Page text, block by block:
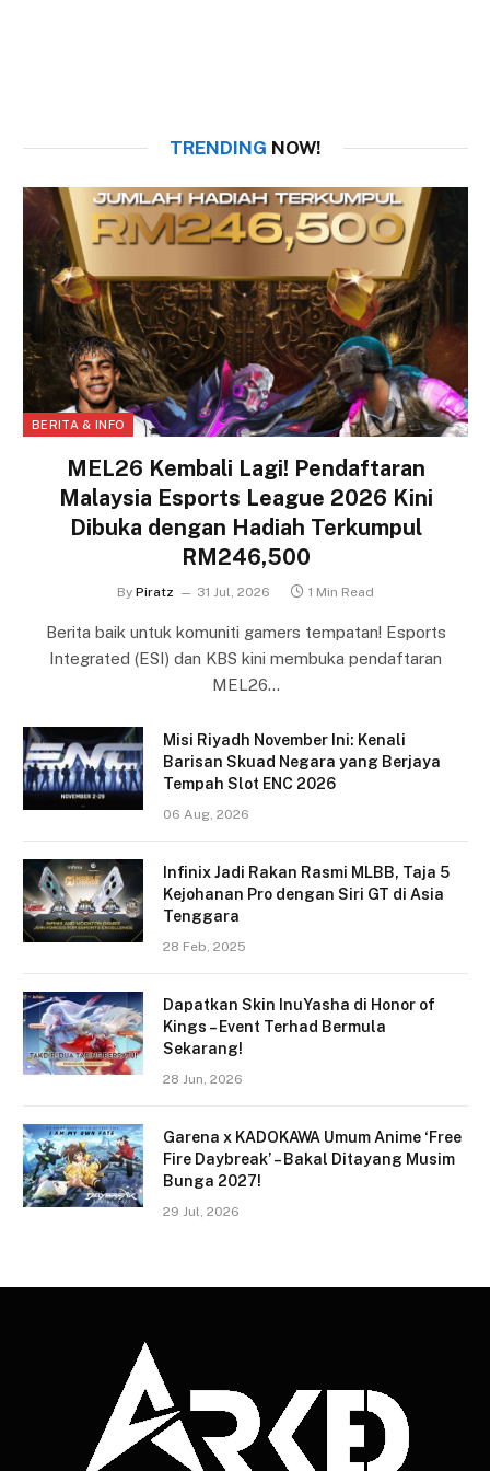
TRENDING NOW!
BERITA & INFO
MEL26 Kembali Lagi! Pendaftaran
Malaysia Esports League 2026 Kini
Dibuka dengan Hadiah Terkumpul
RM246,500
By Piratz 31 Jul, 2026 1 Min Read
Berita baik untuk komuniti gamers tempatan! Esports
Integrated (ESI) dan KBS kini membuka pendaftaran
MEL26…
Misi Riyadh November Ini: Kenali
Barisan Skuad Negara yang Berjaya
Tempah Slot ENC 2026
06 Aug, 2026
Infinix Jadi Rakan Rasmi MLBB, Taja 5
Kejohanan Pro dengan Siri GT di Asia
Tenggara
28 Feb, 2025
Dapatkan Skin InuYasha di Honor of
Kings – Event Terhad Bermula
Sekarang!
28 Jun, 2026
Garena x KADOKAWA Umum Anime ‘Free
Fire Daybreak’ – Bakal Ditayang Musim
Bunga 2027!
29 Jul, 2026